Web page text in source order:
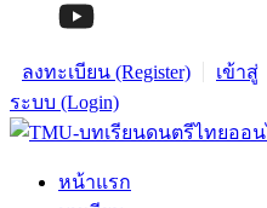
ลงทะเบียน (Register)
เข้าสู่
ระบบ (Login)
หน้าแรก